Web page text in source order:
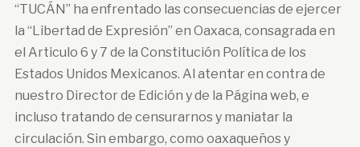
“TUCÁN” ha enfrentado las consecuencias de ejercer
la “Libertad de Expresión” en Oaxaca, consagrada en
el Articulo 6 y 7 de la Constitución Política de los
Estados Unidos Mexicanos. Al atentar en contra de
nuestro Director de Edición y de la Página web, e
incluso tratando de censurarnos y maniatar la
circulación. Sin embargo, como oaxaqueños y